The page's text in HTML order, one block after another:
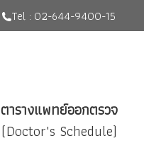
Tel : 02-644-9400-15
ตารางแพทย์ออกตรวจ
(Doctor's Schedule)